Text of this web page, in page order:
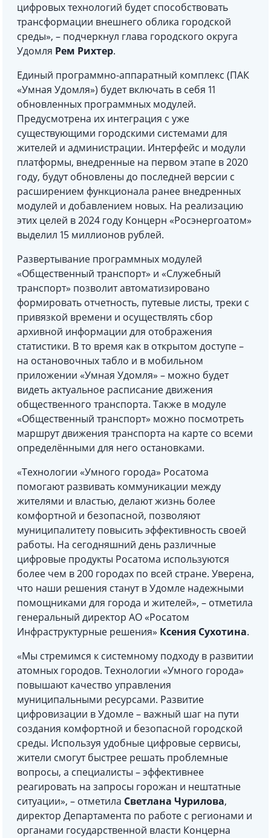
цифровых технологий будет способствовать
трансформации внешнего облика городской
среды», – подчеркнул глава городского округа
Удомля Рем Рихтер.
Единый программно-аппаратный комплекс (ПАК
«Умная Удомля») будет включать в себя 11
обновленных программных модулей.
Предусмотрена их интеграция с уже
существующими городскими системами для
жителей и администрации. Интерфейс и модули
платформы, внедренные на первом этапе в 2020
году, будут обновлены до последней версии с
расширением функционала ранее внедренных
модулей и добавлением новых. На реализацию
этих целей в 2024 году Концерн «Росэнергоатом»
выделил 15 миллионов рублей.
Развертывание программных модулей
«Общественный транспорт» и «Служебный
транспорт» позволит автоматизировано
формировать отчетность, путевые листы, треки с
привязкой времени и осуществлять сбор
архивной информации для отображения
статистики. В то время как в открытом доступе –
на остановочных табло и в мобильном
приложении «Умная Удомля» – можно будет
видеть актуальное расписание движения
общественного транспорта. Также в модуле
«Общественный транспорт» можно посмотреть
маршрут движения транспорта на карте со всеми
определёнными для него остановками.
«Технологии «Умного города» Росатома
помогают развивать коммуникации между
жителями и властью, делают жизнь более
комфортной и безопасной, позволяют
муниципалитету повысить эффективность своей
работы. На сегодняшний день различные
цифровые продукты Росатома используются
более чем в 200 городах по всей стране. Уверена,
что наши решения станут в Удомле надежными
помощниками для города и жителей», – отметила
генеральный директор АО «Росатом
Инфраструктурные решения» Ксения Сухотина.
«Мы стремимся к системному подходу в развитии
атомных городов. Технологии «Умного города»
повышают качество управления
муниципальными ресурсами. Развитие
цифровизации в Удомле – важный шаг на пути
создания комфортной и безопасной городской
среды. Используя удобные цифровые сервисы,
жители смогут быстрее решать проблемные
вопросы, а специалисты – эффективнее
реагировать на запросы горожан и нештатные
ситуации», – отметила Светлана Чурилова,
директор Департамента по работе с регионами и
органами государственной власти Концерна